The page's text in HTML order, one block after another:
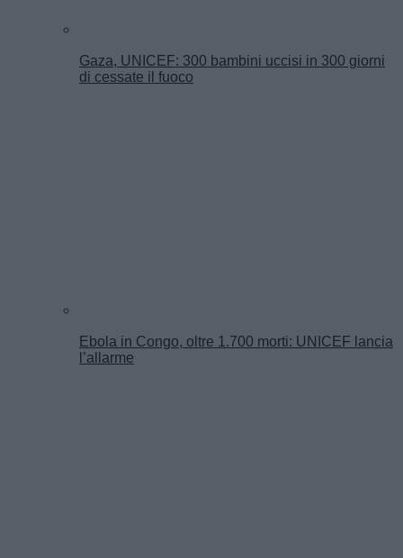
Gaza, UNICEF: 300 bambini uccisi in 300 giorni
di cessate il fuoco
Ebola in Congo, oltre 1.700 morti: UNICEF lancia
l’allarme